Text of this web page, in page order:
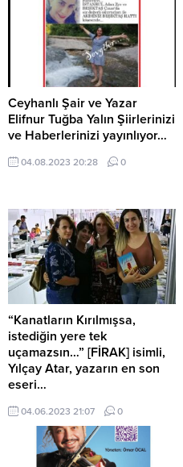
Ceyhanlı Şair ve Yazar
Elifnur Tuğba Yalın Şiirlerinizi
ve Haberlerinizi yayınlıyor…
04.08.2023 20:28 0
“Kanatların Kırılmışsa,
istediğin yere tek
uçamazsın…” [FİRAK] isimli,
Yılçay Atar, yazarın en son
eseri…
Merhaba arkadaşlar… Uzun bir
süre kitaplarım hakkında paylaşım
yapmamıştım. Fox kanalda yeni
gösterime giren Adım Farrah adlı
04.06.2023 21:07 0